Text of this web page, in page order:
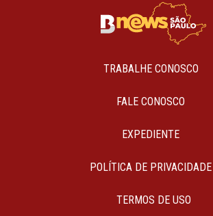
TRABALHE CONOSCO
FALE CONOSCO
EXPEDIENTE
POLÍTICA DE PRIVACIDADE
TERMOS DE USO